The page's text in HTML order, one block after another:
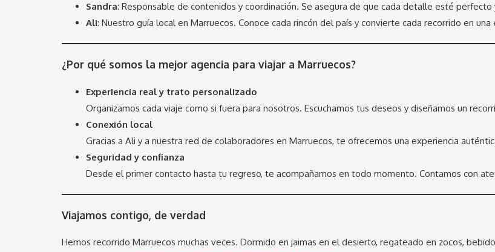
Sandra: Responsable de contenidos y coordinación. Se asegura de que cada detalle esté
Ali: Nuestro guía local en Marruecos. Conoce cada rincón del país y convierte cada recorrido en
¿Por qué somos la mejor agencia para viajar a Marruecos?
Experiencia real y trato personalizado
Organizamos cada viaje como si fuera para nosotros. Escuchamos tus deseos y diseñamos un
Conexión local
Gracias a Ali y a nuestra red de colaboradores en Marruecos, te ofrecemos una experiencia
Seguridad y confianza
Desde el primer contacto hasta tu regreso, te acompañamos en todo momento. Contamos con
Viajamos contigo, de verdad
Hemos recorrido Marruecos muchas veces. Dormido en jaimas en el desierto, regateado en zocos,